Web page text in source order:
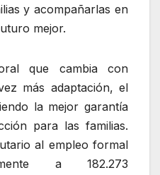
y acompañarlas en
mejor.
que cambia con
más adaptación, el
la mejor garantía
para las familias.
al empleo formal
a 182.273